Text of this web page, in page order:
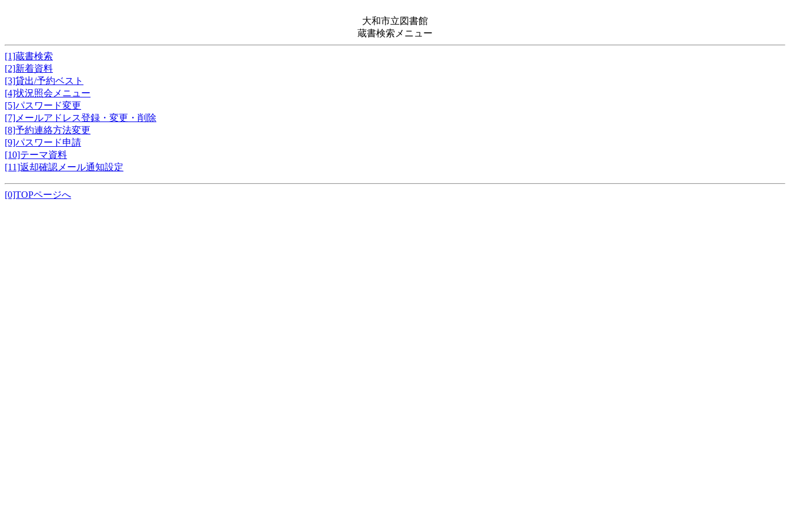
大和市立図書館
蔵書検索メニュー
[1]蔵書検索
[2]新着資料
[3]貸出/予約ベスト
[4]状況照会メニュー
[5]パスワード変更
[7]メールアドレス登録・変更・削除
[8]予約連絡方法変更
[9]パスワード申請
[10]テーマ資料
[11]返却確認メール通知設定
[0]TOPページへ